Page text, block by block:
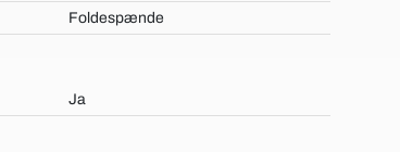
Foldespænde
Ja